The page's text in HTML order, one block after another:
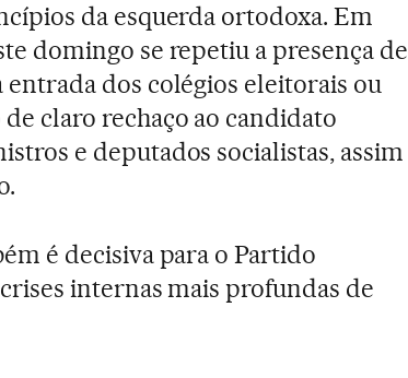
da esquerda ortodoxa. Em
domingo se repetiu a presença de
entrada dos colégios eleitorais ou
claro rechaço ao candidato
e deputados socialistas, assim
é decisiva para o Partido
internas mais profundas de